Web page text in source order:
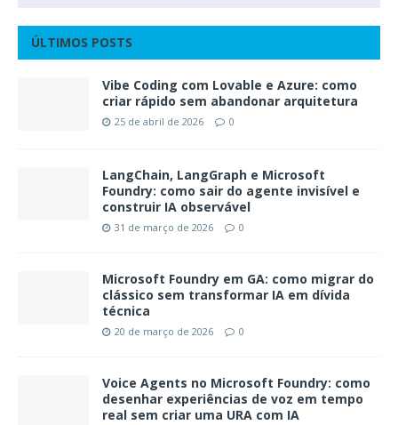
ÚLTIMOS POSTS
Vibe Coding com Lovable e Azure: como
criar rápido sem abandonar arquitetura
25 de abril de 2026 0
LangChain, LangGraph e Microsoft
Foundry: como sair do agente invisível e
construir IA observável
31 de março de 2026 0
Microsoft Foundry em GA: como migrar do
clássico sem transformar IA em dívida
técnica
20 de março de 2026 0
Voice Agents no Microsoft Foundry: como
desenhar experiências de voz em tempo
real sem criar uma URA com IA